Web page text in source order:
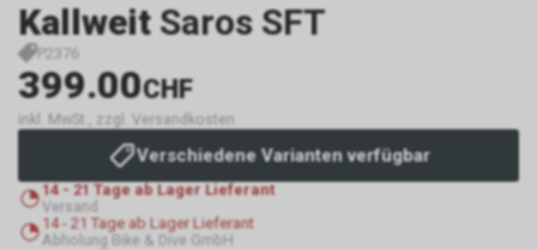
Kallweit Saros SFT
P2376
399.00CHF
inkl. MwSt., zzgl. Versandkosten
Verschiedene Varianten verfügbar
14 - 21 Tage ab Lager Lieferant
Versand
14 - 21 Tage ab Lager Lieferant
Abholung Bike & Dive GmbH